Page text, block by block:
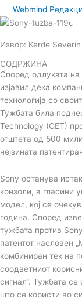
Webmind
Извор: Kerde
СОДРЖИНА
Според одлуката
изјавил дека
технологија со
Тужбата била
Technology (GET)
отштета од 500
нејзината
Sony останува
конзоли, а гласини
модел, кој се
година. Според
тужбата против
патентот насловен
комбиниран тек на
соодветниот
сигнал“. Тужбата се
што се користи во